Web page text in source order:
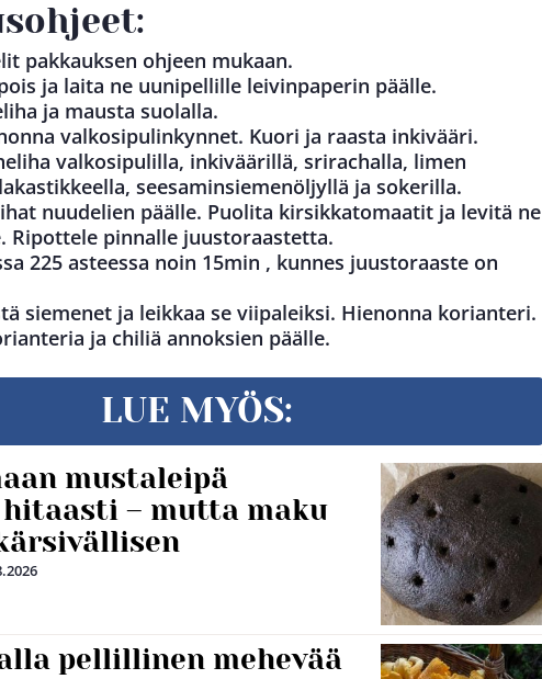
pakkauksen ohjeen mukaan.
ja laita ne uunipellille leivinpaperin päälle.
ja mausta suolalla.
valkosipulinkynnet. Kuori ja raasta inkivääri.
valkosipulilla, inkiväärillä, srirachalla, limen
seesaminsiemenöljyllä ja sokerilla.
nuudelien päälle. Puolita kirsikkatomaatit ja levitä ne
Ripottele pinnalle juustoraastetta.
225 asteessa noin 15min , kunnes juustoraaste on
siemenet ja leikkaa se viipaleiksi. Hienonna korianteri.
ja chiliä annoksien päälle.
LUE MYÖS:
mustaleipä
– mutta maku
pellillinen mehevää